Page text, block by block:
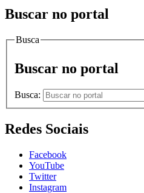
Buscar no portal
Busca
Buscar no portal
Busca:
Redes Sociais
Facebook
YouTube
Twitter
Instagram